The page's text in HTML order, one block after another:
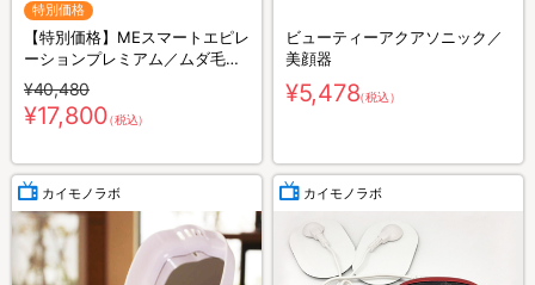
特別価格
【特別価格】MEスマートエピレ
ーションプレミアム／ムダ毛ケ
アアイテム
¥40,480
¥17,800（税込）
ビューティーアクアソニック／
美顔器
¥5,478（税込）
カイモノラボ カイモノラボ